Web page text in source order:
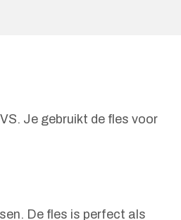
Je gebruikt de fles voor
De fles is perfect als